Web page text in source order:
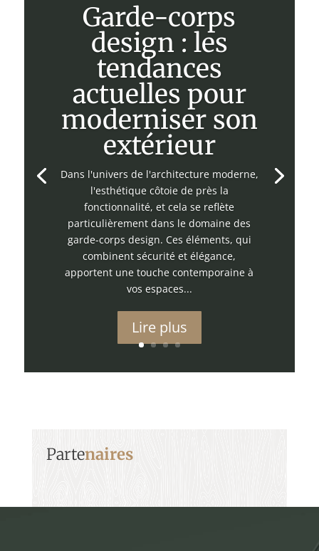
Garde-corps
design : les
tendances
actuelles pour
moderniser son
extérieur
Dans l'univers de l'architecture moderne,
l'esthétique côtoie de près la
fonctionnalité, et cela se reflète
particulièrement dans le domaine des
garde-corps design. Ces éléments, qui
combinent sécurité et élégance,
apportent une touche contemporaine à
vos espaces...
Lire plus
Partenaires